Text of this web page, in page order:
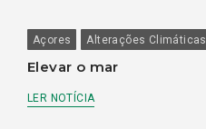
Açores Alterações Climáticas
Elevar o mar
LER NOTÍCIA